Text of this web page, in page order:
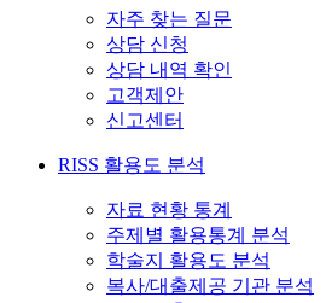
자주 찾는 질문
상담 신청
상담 내역 확인
고객제안
신고센터
RISS 활용도 분석
자료 현황 통계
주제별 활용통계 분석
학술지 활용도 분석
복사/대출제공 기관 분석